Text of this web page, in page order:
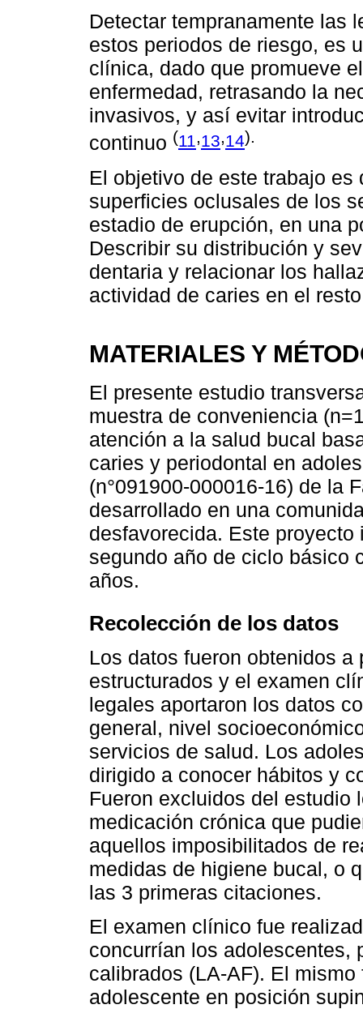
Detectar tempranamente las
estos periodos de riesgo, es
clínica, dado que promueve
enfermedad, retrasando la
invasivos, y así evitar
continuo (11 ,13,14).
El objetivo de este trabajo
superficies oclusales de los
estadio de erupción, en una
Describir su distribución y
dentaria y relacionar los
actividad de caries en el
MATERIALES Y
El presente estudio
muestra de conveniencia
atención a la salud bucal
caries y periodontal en
(n°091900-000016-16) de la
desarrollado en una
desfavorecida. Este
segundo año de ciclo básico
años.
Recolección de los datos
Los datos fueron obtenidos
estructurados y el examen
legales aportaron los datos
general, nivel
servicios de salud. Los
dirigido a conocer hábitos y
Fueron excluidos del estudio
medicación crónica que
aquellos imposibilitados de
medidas de higiene bucal, o
las 3 primeras citaciones.
El examen clínico fue
concurrían los adolescentes,
calibrados (LA-AF). El
adolescente en posición